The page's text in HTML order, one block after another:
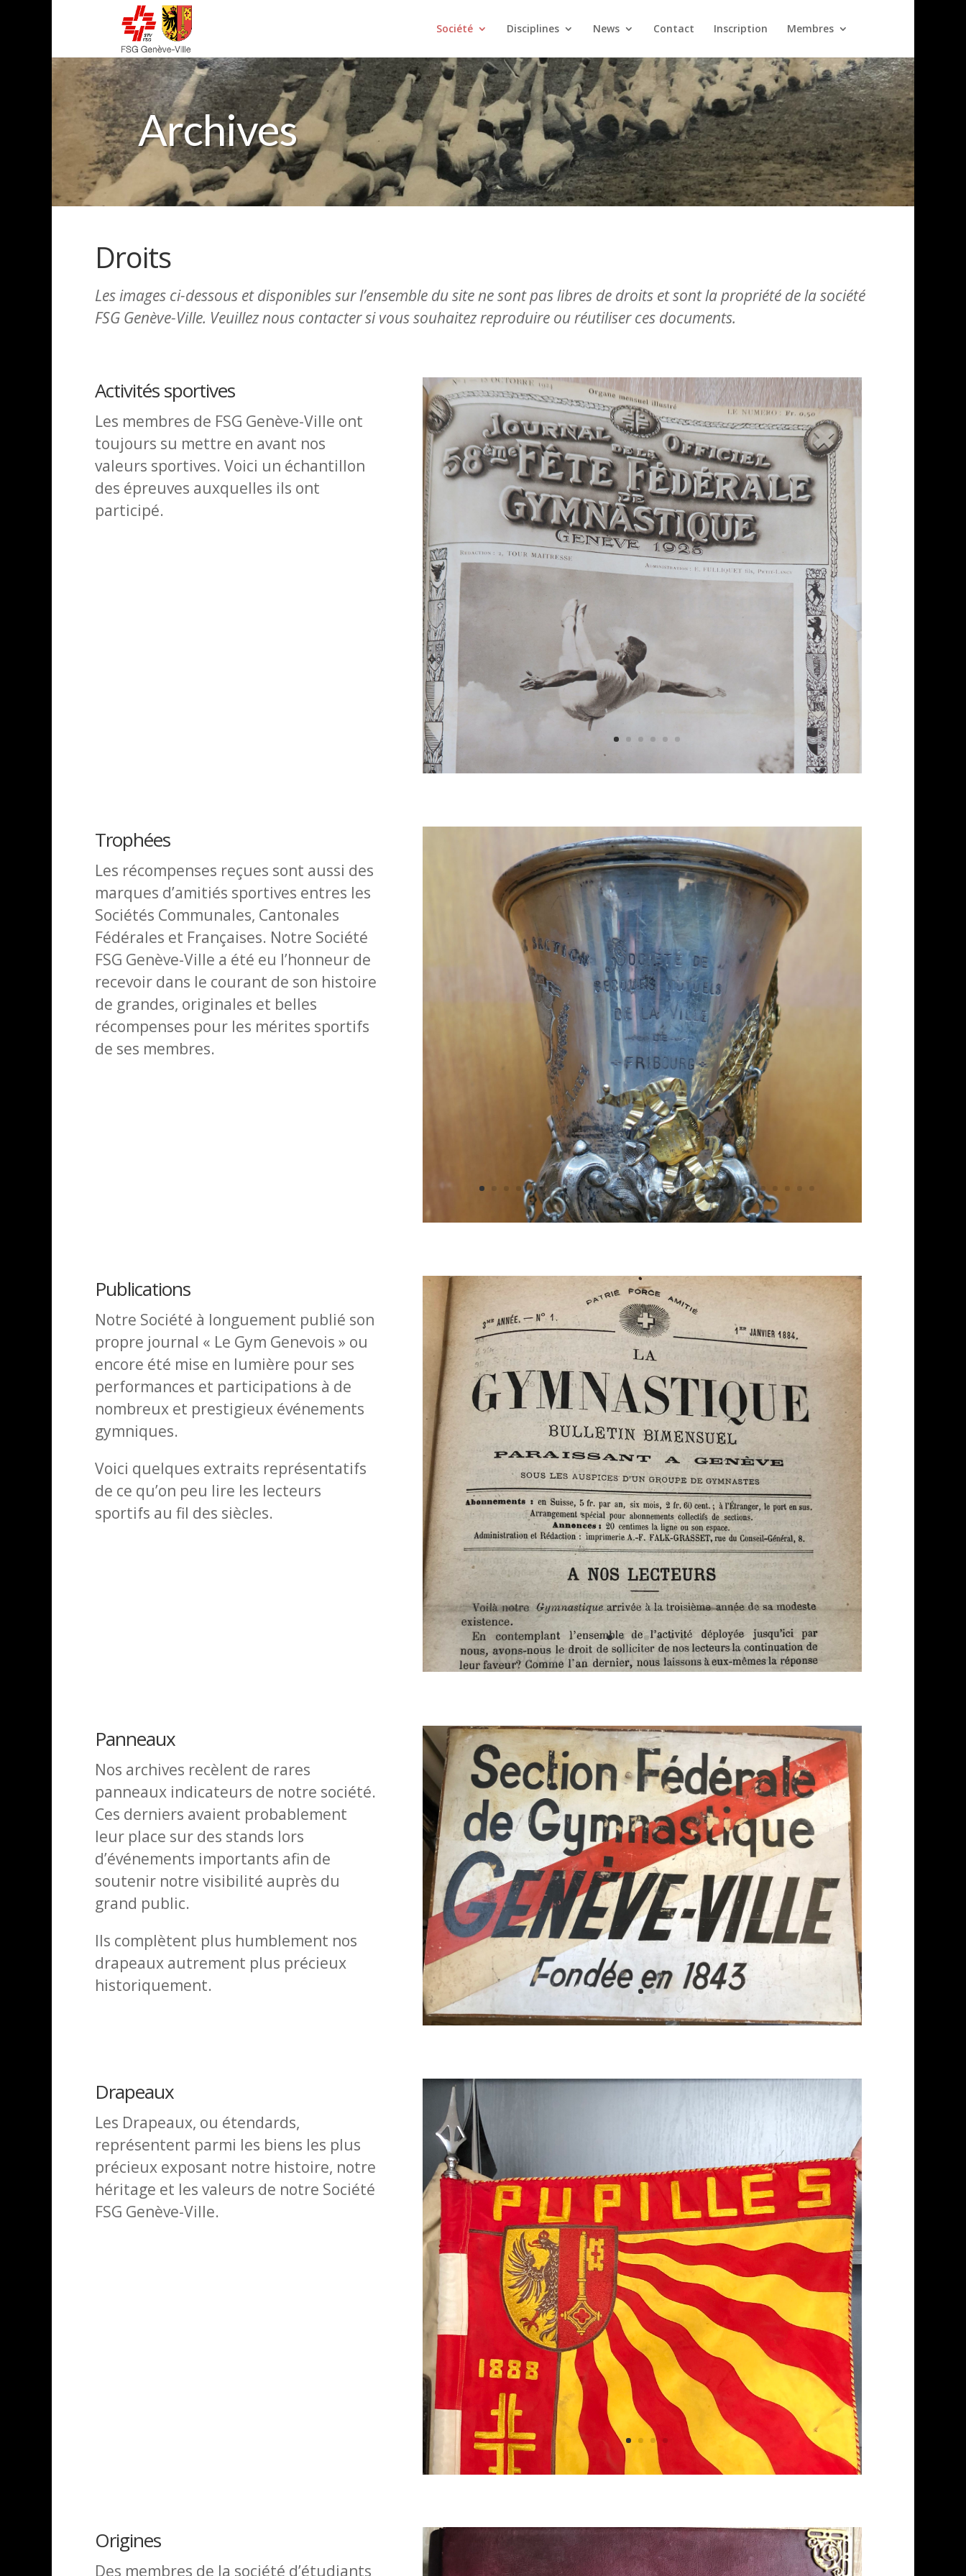
Société Disciplines News Contact Inscription Membres
Archives
Droits
Les images ci-dessous et disponibles sur l’ensemble du site ne sont pas libres de droits et sont la propriété de la société
FSG Genève-Ville. Veuillez nous contacter si vous souhaitez reproduire ou réutiliser ces documents.
Activités sportives
Les membres de FSG Genève-Ville ont
toujours su mettre en avant nos
valeurs sportives. Voici un échantillon
des épreuves auxquelles ils ont
participé.
Trophées
Les récompenses reçues sont aussi des
marques d’amitiés sportives entres les
Sociétés Communales, Cantonales
Fédérales et Françaises. Notre Société
FSG Genève-Ville a été eu l’honneur de
recevoir dans le courant de son histoire
de grandes, originales et belles
récompenses pour les mérites sportifs
de ses membres.
Publications
Notre Société à longuement publié son
propre journal « Le Gym Genevois » ou
encore été mise en lumière pour ses
performances et participations à de
nombreux et prestigieux événements
gymniques.
Voici quelques extraits représentatifs
de ce qu’on peu lire les lecteurs
sportifs au fil des siècles.
Panneaux
Nos archives recèlent de rares
panneaux indicateurs de notre société.
Ces derniers avaient probablement
leur place sur des stands lors
d’événements importants afin de
soutenir notre visibilité auprès du
grand public.
Ils complètent plus humblement nos
drapeaux autrement plus précieux
historiquement.
Drapeaux
Les Drapeaux, ou étendards,
représentent parmi les biens les plus
précieux exposant notre histoire, notre
héritage et les valeurs de notre Société
FSG Genève-Ville.
Origines
Des membres de la société d’étudiants